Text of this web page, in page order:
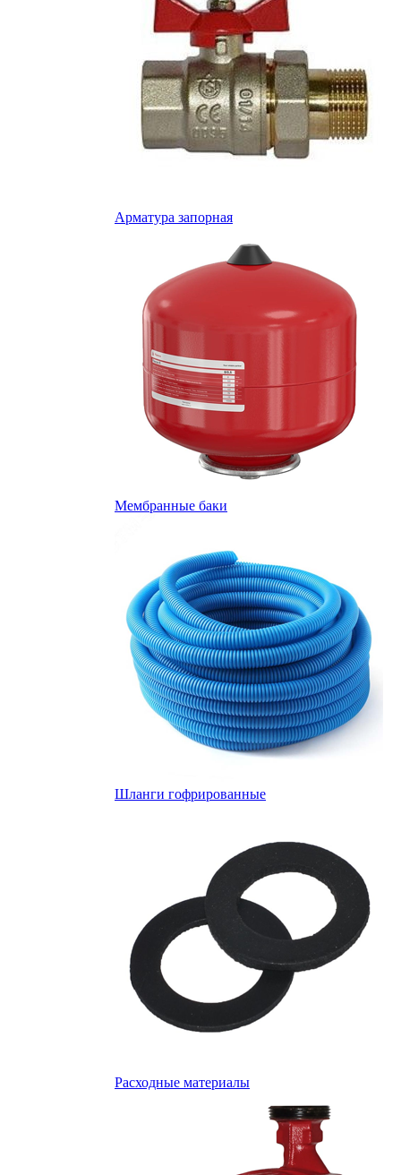
Арматура запорная
Мембранные баки
Шланги гофрированные
Расходные материалы